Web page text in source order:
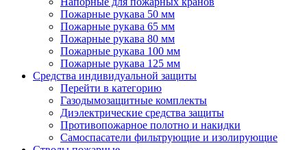
Пожарные рукава 50 мм
Пожарные рукава 65 мм
Пожарные рукава 80 мм
Пожарные рукава 100 мм
Пожарные рукава 125 мм
Средства индивидуальной защиты
Перейти в категорию
Газодымозащитные комплекты
Диэлектрические средства защиты
Противопожарное полотно и накидки
Самоспасатели фильтрующие и изолирующие